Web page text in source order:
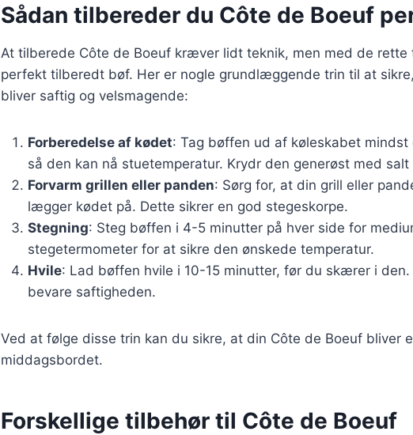
Sådan tilbereder du Côte de Boeuf
At tilberede Côte de Boeuf kræver lidt teknik, men med de rette
perfekt tilberedt bøf. Her er nogle grundlæggende trin til at
bliver saftig og velsmagende:
Forberedelse af kødet: Tag bøffen ud af køleskabet
så den kan nå stuetemperatur. Krydr den generøst med salt
Forvarm grillen eller panden: Sørg for, at din grill eller
lægger kødet på. Dette sikrer en god stegeskorpe.
Stegning: Steg bøffen i 4-5 minutter på hver side for
stegetermometer for at sikre den ønskede temperatur.
Hvile: Lad bøffen hvile i 10-15 minutter, før du skærer i
bevare saftigheden.
Ved at følge disse trin kan du sikre, at din Côte de Boeuf bliver
middagsbordet.
Forskellige tilbehør til Côte de Boeuf